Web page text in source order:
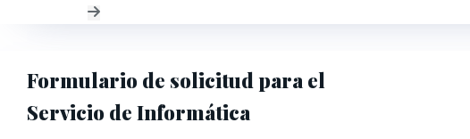
Formulario de solicitud para el
Servicio de Informática